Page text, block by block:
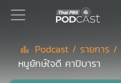
Podcast
Podcast / รายการ /
หนูยักษ์ใจดี คาปิบารา